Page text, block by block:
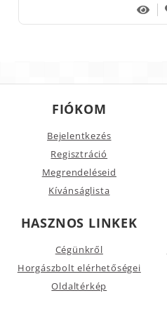
FIÓKOM
Bejelentkezés
Regisztráció
Megrendeléseid
Kívánságlista
HASZNOS LINKEK
Cégünkről
Horgászbolt elérhetőségei
Oldaltérkép